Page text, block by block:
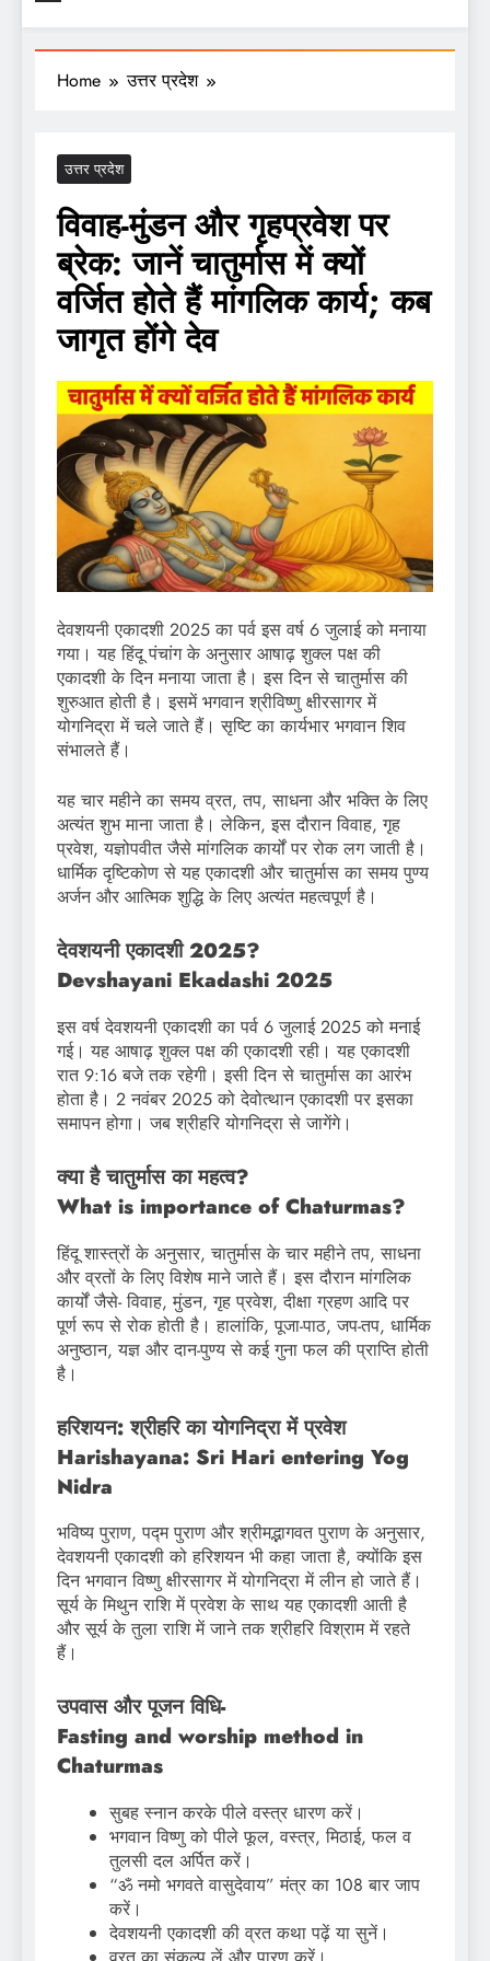
Home उत्तर प्रदेश
उत्तर प्रदेश
विवाह-मुंडन और गृहप्रवेश पर
ब्रेक: जानें चातुर्मास में क्यों
वर्जित होते हैं मांगलिक कार्य; कब
जागृत होंगे देव
देवशयनी एकादशी 2025 का पर्व इस वर्ष 6 जुलाई को मनाया
गया। यह हिंदू पंचांग के अनुसार आषाढ़ शुक्ल पक्ष की
एकादशी के दिन मनाया जाता है। इस दिन से चातुर्मास की
शुरुआत होती है। इसमें भगवान श्रीविष्णु क्षीरसागर में
योगनिद्रा में चले जाते हैं। सृष्टि का कार्यभार भगवान शिव
संभालते हैं।
यह चार महीने का समय व्रत, तप, साधना और भक्ति के लिए
अत्यंत शुभ माना जाता है। लेकिन, इस दौरान विवाह, गृह
प्रवेश, यज्ञोपवीत जैसे मांगलिक कार्यों पर रोक लग जाती है।
धार्मिक दृष्टिकोण से यह एकादशी और चातुर्मास का समय पुण्य
अर्जन और आत्मिक शुद्धि के लिए अत्यंत महत्वपूर्ण है।
देवशयनी एकादशी 2025?
Devshayani Ekadashi 2025
इस वर्ष देवशयनी एकादशी का पर्व 6 जुलाई 2025 को मनाई
गई। यह आषाढ़ शुक्ल पक्ष की एकादशी रही। यह एकादशी
रात 9:16 बजे तक रहेगी। इसी दिन से चातुर्मास का आरंभ
होता है। 2 नवंबर 2025 को देवोत्थान एकादशी पर इसका
समापन होगा। जब श्रीहरि योगनिद्रा से जागेंगे।
क्या है चातुर्मास का महत्व?
What is importance of Chaturmas?
हिंदू शास्त्रों के अनुसार, चातुर्मास के चार महीने तप, साधना
और व्रतों के लिए विशेष माने जाते हैं। इस दौरान मांगलिक
कार्यों जैसे- विवाह, मुंडन, गृह प्रवेश, दीक्षा ग्रहण आदि पर
पूर्ण रूप से रोक होती है। हालांकि, पूजा-पाठ, जप-तप, धार्मिक
अनुष्ठान, यज्ञ और दान-पुण्य से कई गुना फल की प्राप्ति होती
है।
हरिशयन: श्रीहरि का योगनिद्रा में प्रवेश
Harishayana: Sri Hari entering Yog
Nidra
भविष्य पुराण, पद्म पुराण और श्रीमद्भागवत पुराण के अनुसार,
देवशयनी एकादशी को हरिशयन भी कहा जाता है, क्योंकि इस
दिन भगवान विष्णु क्षीरसागर में योगनिद्रा में लीन हो जाते हैं।
सूर्य के मिथुन राशि में प्रवेश के साथ यह एकादशी आती है
और सूर्य के तुला राशि में जाने तक श्रीहरि विश्राम में रहते
हैं।
उपवास और पूजन विधि-
Fasting and worship method in
Chaturmas
सुबह स्नान करके पीले वस्त्र धारण करें।
भगवान विष्णु को पीले फूल, वस्त्र, मिठाई, फल व
तुलसी दल अर्पित करें।
“ॐ नमो भगवते वासुदेवाय” मंत्र का 108 बार जाप
करें।
देवशयनी एकादशी की व्रत कथा पढ़ें या सुनें।